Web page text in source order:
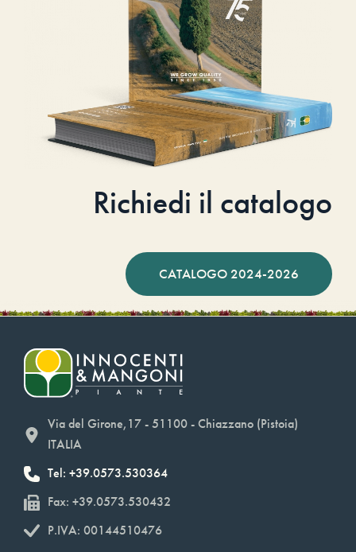
Richiedi il catalogo
CATALOGO 2024-2026
Via del Girone,17 - 51100 - Chiazzano (Pistoia)
ITALIA
Tel: +39.0573.530364
Fax: +39.0573.530432
P.IVA: 00144510476